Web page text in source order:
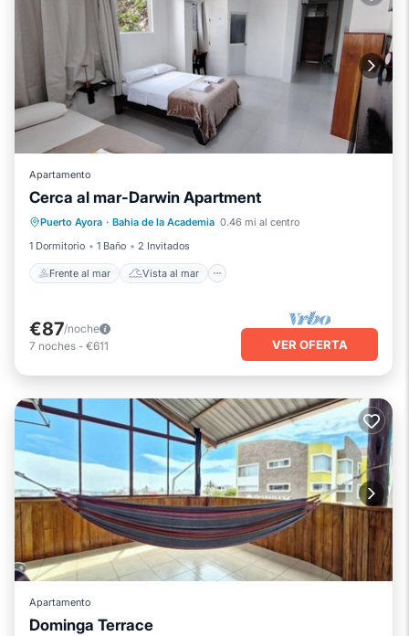
Apartamento
Cerca al mar-Darwin Apartment
Puerto Ayora · Bahia de la Academia 0.46 mi al centro
1 Dormitorio
1 Baño 2 Invitados
Frente al mar Vista al mar
Frente al mar Vista al mar
Aire acondicionado
€87/noche
7 noches - €611 VER OFERTA
Apartamento
Dominga Terrace
Frente al mar